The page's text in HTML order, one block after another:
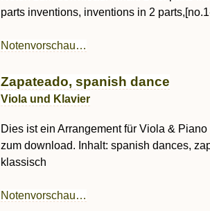
parts inventions, inventions in 2
Notenvorschau…
Zapateado, spanish dance
Viola und Klavier
Dies ist ein Arrangement für Viola &
zum download. Inhalt: spanish dances,
klassisch
Notenvorschau…